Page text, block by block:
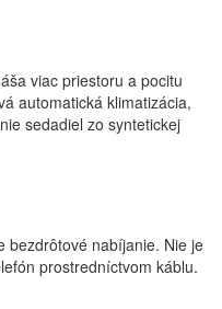
druhej rady až 1 291 litrov.
motoru vám MG HS Hybrid+
prepína medzi
viac priestoru a pocitu
automatická klimatizácia,
sedadiel zo syntetickej
bezdrôtové nabíjanie. Nie je
prostredníctvom káblu.